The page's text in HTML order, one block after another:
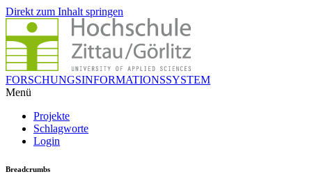
Direkt zum Inhalt springen
FORSCHUNGSINFORMATIONSSYSTEM
Menü
Projekte
Schlagworte
Login
Breadcrumbs